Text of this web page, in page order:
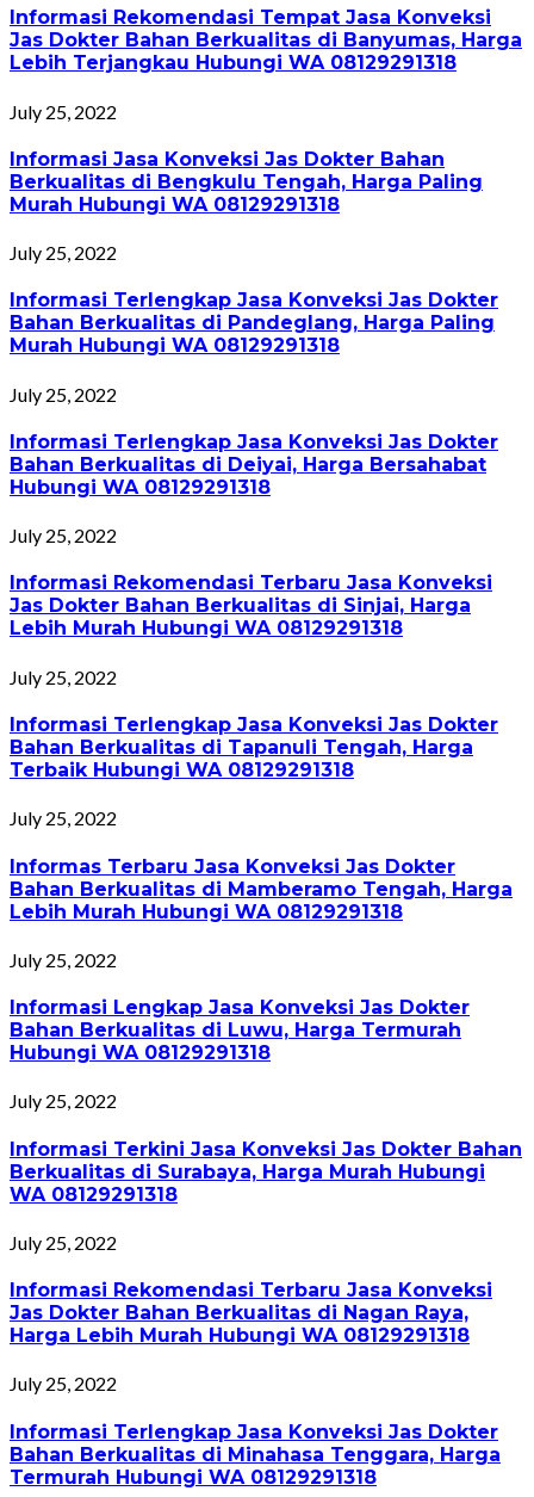
Informasi Rekomendasi Tempat Jasa Konveksi
Jas Dokter Bahan Berkualitas di Banyumas, Harga
Lebih Terjangkau Hubungi WA 08129291318
July 25, 2022
Informasi Jasa Konveksi Jas Dokter Bahan
Berkualitas di Bengkulu Tengah, Harga Paling
Murah Hubungi WA 08129291318
July 25, 2022
Informasi Terlengkap Jasa Konveksi Jas Dokter
Bahan Berkualitas di Pandeglang, Harga Paling
Murah Hubungi WA 08129291318
July 25, 2022
Informasi Terlengkap Jasa Konveksi Jas Dokter
Bahan Berkualitas di Deiyai, Harga Bersahabat
Hubungi WA 08129291318
July 25, 2022
Informasi Rekomendasi Terbaru Jasa Konveksi
Jas Dokter Bahan Berkualitas di Sinjai, Harga
Lebih Murah Hubungi WA 08129291318
July 25, 2022
Informasi Terlengkap Jasa Konveksi Jas Dokter
Bahan Berkualitas di Tapanuli Tengah, Harga
Terbaik Hubungi WA 08129291318
July 25, 2022
Informas Terbaru Jasa Konveksi Jas Dokter
Bahan Berkualitas di Mamberamo Tengah, Harga
Lebih Murah Hubungi WA 08129291318
July 25, 2022
Informasi Lengkap Jasa Konveksi Jas Dokter
Bahan Berkualitas di Luwu, Harga Termurah
Hubungi WA 08129291318
July 25, 2022
Informasi Terkini Jasa Konveksi Jas Dokter Bahan
Berkualitas di Surabaya, Harga Murah Hubungi
WA 08129291318
July 25, 2022
Informasi Rekomendasi Terbaru Jasa Konveksi
Jas Dokter Bahan Berkualitas di Nagan Raya,
Harga Lebih Murah Hubungi WA 08129291318
July 25, 2022
Informasi Terlengkap Jasa Konveksi Jas Dokter
Bahan Berkualitas di Minahasa Tenggara, Harga
Termurah Hubungi WA 08129291318